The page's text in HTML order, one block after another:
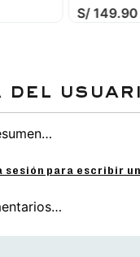
S/ 149.90
sesión para escribir